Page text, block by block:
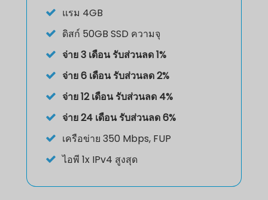
แรม 4GB
ดิสก์ 50GB SSD ความจุ
จ่าย 3 เดือน รับส่วนลด 1%
จ่าย 6 เดือน รับส่วนลด 2%
จ่าย 12 เดือน รับส่วนลด 4%
จ่าย 24 เดือน รับส่วนลด 6%
เครือข่าย 350 Mbps, FUP
ไอพี 1x IPv4 สูงสุด